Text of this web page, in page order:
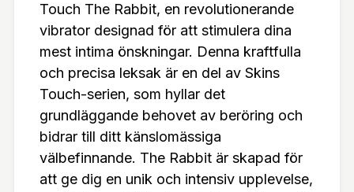
exceptionella känslan. Skins Touch-serien är tillve
rkad med FeelMe silikon, ett dubbeldoppad siliko
nhölje som efterliknar kroppslig beröring. Detta u
nika material är inte bara otroligt mjukt och bekvä
mt mot huden, utan bidrar också till en mer intim o
ch naturlig känsla under användning. Den vattent
äta designen gör rengöringen enkel, och den uppl
addningsbara USB-kabeln säkerställer att du allti
Touch The Rabbit, en revolutionerande
vibrator designad för att stimulera dina
mest intima önskningar. Denna kraftfulla
och precisa leksak är en del av Skins
Touch-serien, som hyllar det
grundläggande behovet av beröring och
bidrar till ditt känslomässiga
välbefinnande. The Rabbit är skapad för
att ge dig en unik och intensiv upplevelse,